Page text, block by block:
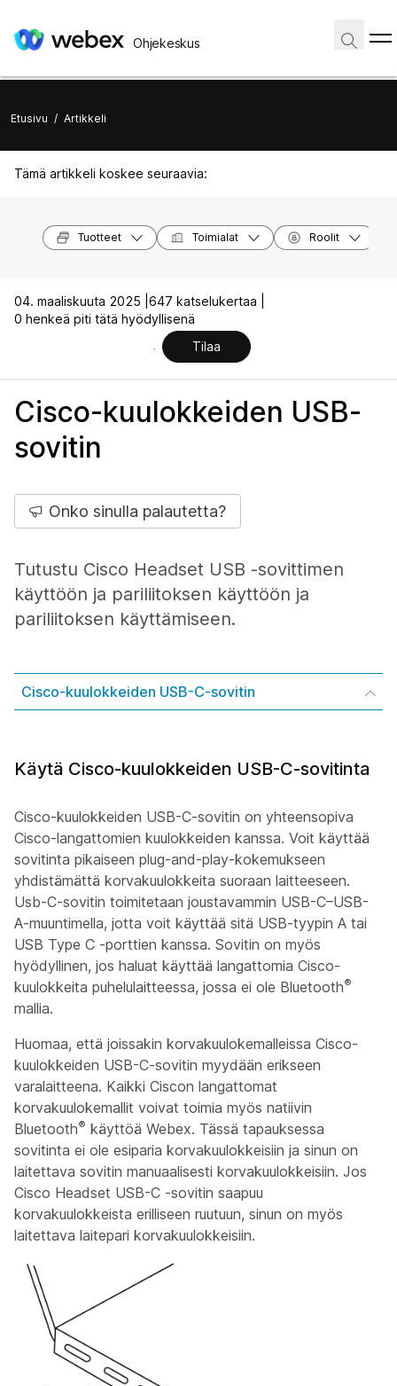
Ohjekeskus
Etusivu / Artikkeli
Tämä artikkeli koskee seuraavia:
Tuotteet Toimialat Roolit
04. maaliskuuta 2025 | 647 katselukertaa |
0 henkeä piti tätä hyödyllisenä
Tilaa
Cisco-kuulokkeiden USB-
sovitin
Onko sinulla palautetta?
Tutustu Cisco Headset USB -sovittimen
käyttöön ja pariliitoksen käyttöön ja
pariliitoksen käyttämiseen.
Cisco-kuulokkeiden USB-C-sovitin
Käytä Cisco-kuulokkeiden USB-C-sovitinta
Cisco-kuulokkeiden USB-C-sovitin on yhteensopiva
Cisco-langattomien kuulokkeiden kanssa. Voit käyttää
sovitinta pikaiseen plug-and-play-kokemukseen
yhdistämättä korvakuulokkeita suoraan laitteeseen.
Usb-C-sovitin toimitetaan joustavammin USB-C–USB-
A-muuntimella, jotta voit käyttää sitä USB-tyypin A tai
USB Type C -porttien kanssa. Sovitin on myös
hyödyllinen, jos haluat käyttää langattomia Cisco-
kuulokkeita puhelulaitteessa, jossa ei ole Bluetooth®
mallia.
Huomaa, että joissakin korvakuulokemalleissa Cisco-
kuulokkeiden USB-C-sovitin myydään erikseen
varalaitteena. Kaikki Ciscon langattomat
korvakuulokemallit voivat toimia myös natiivin
Bluetooth® käyttöä Webex. Tässä tapauksessa
sovitinta ei ole esiparia korvakuulokkeisiin ja sinun on
laitettava sovitin manuaalisesti korvakuulokkeisiin. Jos
Cisco Headset USB-C -sovitin saapuu
korvakuulokkeista erilliseen ruutuun, sinun on myös
laitettava laitepari korvakuulokkeisiin.